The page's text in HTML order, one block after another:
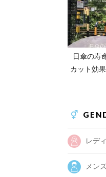
日傘の寿
カット効
レデ
メン